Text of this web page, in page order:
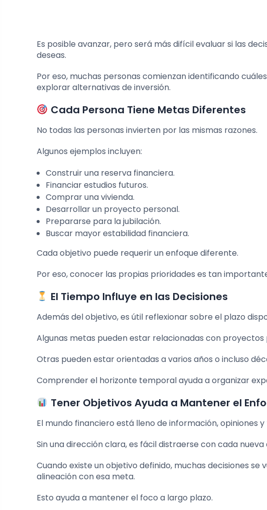
Es posible avanzar, pero será más difícil evaluar si las
deseas.
Por eso, muchas personas comienzan identificando
explorar alternativas de inversión.
Cada Persona Tiene Metas Diferentes
No todas las personas invierten por las mismas razones.
Algunos ejemplos incluyen:
Construir una reserva financiera.
Financiar estudios futuros.
Comprar una vivienda.
Desarrollar un proyecto personal.
Prepararse para la jubilación.
Buscar mayor estabilidad financiera.
Cada objetivo puede requerir un enfoque diferente.
Por eso, conocer las propias prioridades es tan
El Tiempo Influye en las Decisiones
Además del objetivo, es útil reflexionar sobre el plazo
Algunas metas pueden estar relacionadas con proyectos
Otras pueden estar orientadas a varios años o incluso
Comprender el horizonte temporal ayuda a organizar
Tener Objetivos Ayuda a Mantener el
El mundo financiero está lleno de información, opiniones
Sin una dirección clara, es fácil distraerse con cada
Cuando existe un objetivo definido, muchas decisiones
alineación con esa meta.
Esto ayuda a mantener el foco a largo plazo.